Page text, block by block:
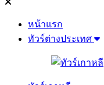
หน้าแรก
ทัวร์ต่างประเทศ